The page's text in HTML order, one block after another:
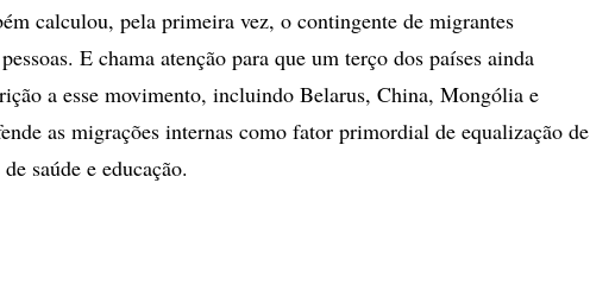
calculou, pela primeira vez, o contingente de migrantes
E chama atenção para que um terço dos países ainda
a esse movimento, incluindo Belarus, China, Mongólia e
as migrações internas como fator primordial de equalização de
saúde e educação.